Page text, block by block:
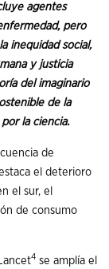
agentes
pero
inequidad social,
y justicia
del imaginario
de la
la ciencia.
de
el deterioro
el sur, el
de consumo
4 se amplía el